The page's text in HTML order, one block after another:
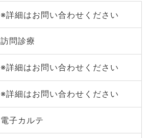
※詳細はお問い合わせください
訪問診療
※詳細はお問い合わせください
※詳細はお問い合わせください
電子カルテ